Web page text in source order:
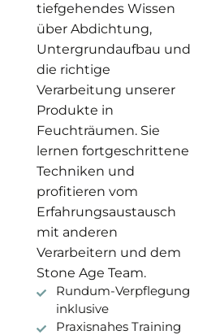
tiefgehendes Wissen
über Abdichtung,
Untergrundaufbau und
die richtige
Verarbeitung unserer
Produkte in
Feuchträumen. Sie
lernen fortgeschrittene
Techniken und
profitieren vom
Erfahrungsaustausch
mit anderen
Verarbeitern und dem
Stone Age Team.
Rundum-Verpflegung
inklusive
Praxisnahes Training